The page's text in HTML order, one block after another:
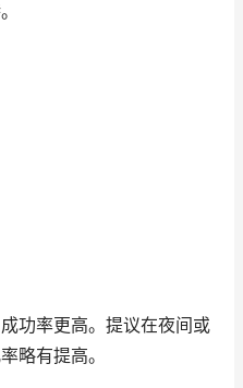
功率更高。提议在夜间或
略有提高。